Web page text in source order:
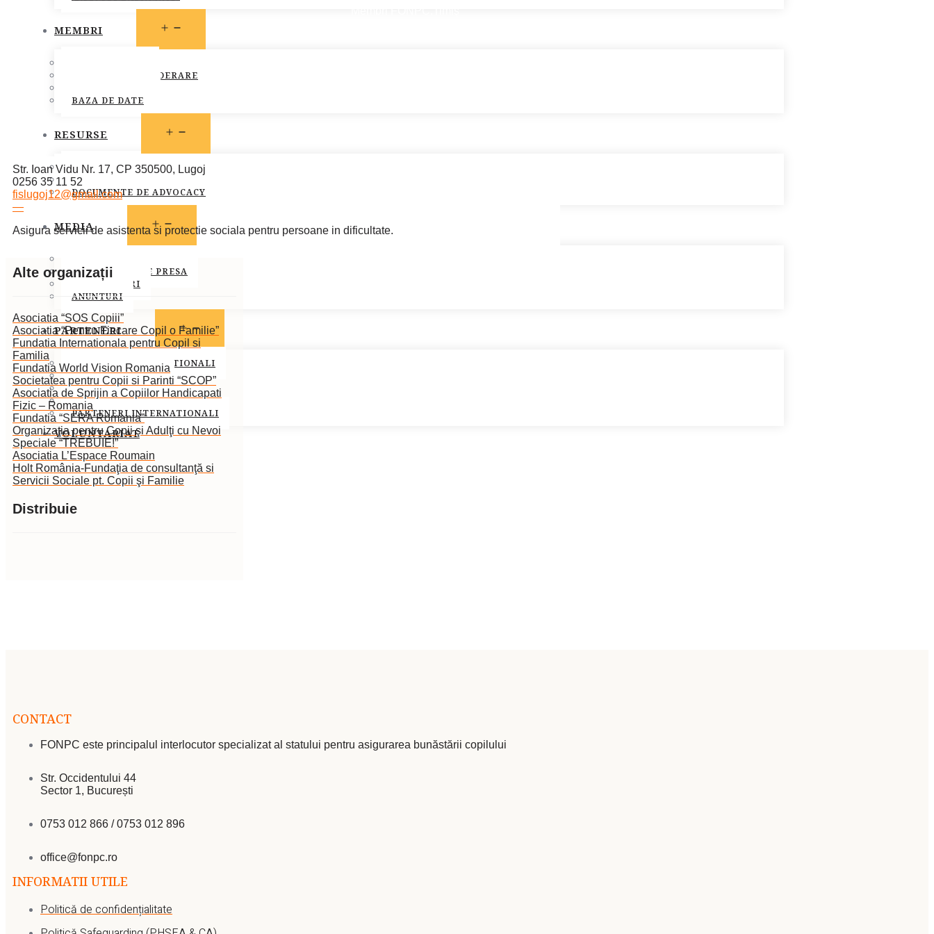
MEMBRI
PROCEDURA DE ADERARE
BAZA DE DATE
RESURSE
LEGISLATIE
PUBLICATII
DOCUMENTE DE ADVOCACY
MEDIA
OPEN
MENU
COMUNICATE DE PRESA
INFO MEMBRI
ANUNTURI
PARTENERI
OPEN
PARTENERI INSTITUTIONALI
PARTENERI MEDIA
SOCIETATEA CIVILA
SPONSORI SI DONATORI
PARTENERI INTERNATIONALI
VOLUNTARIAT
Str. Ioan Vidu Nr. 17, CP 350500, Lugoj
0256 35 11 52
fislugoj12@gmail.com
—
Asigura servicii de asistenta si protectie sociala pentru persoane in dificultate.
Alte organizații
Asociatia “SOS Copiii”
Asociatia “Pentru Fiecare Copil o Familie”
Fundatia Internationala pentru Copil si
Familia
Fundatia World Vision Romania
Societatea pentru Copii si Parinti “SCOP”
Asociatia de Sprijin a Copiilor Handicapati
Fizic – Romania
Fundatia “SERA Romania”
Organizaţia pentru Copii şi Adulţi cu Nevoi
Speciale “TREBUIE!”
Asociatia L’Espace Roumain
Holt România-Fundaţia de consultanţă si
Servicii Sociale pt. Copii şi Familie
Distribuie
CONTACT
FONPC este principalul interlocutor specializat al statului pentru asigurarea bunăstării copilului
Str. Occidentului 44
Sector 1, București
0753 012 866 / 0753 012 896
office@fonpc.ro
INFORMATII UTILE
Politică de confidențialitate